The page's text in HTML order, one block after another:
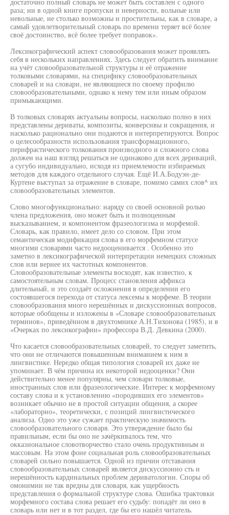
раза; ни в одной книге пропуски и неверности, вольные или
невольные, не столько возможны и простительны, как в словаре, а
самый удовлетворительный словарь по времени теряет всё более
своё достоинство, всё более требует поправок».
Лексикографический аспект словообразования может проявлять
себя в нескольких направлениях. Здесь следует обратить внимание
на учёт словообразовательной структуры и её отражение
толковыми словарями, на специфику словообразовательных
словарей и на словари, не являющиеся по своему профилю
словообразовательными, однако к нему тем или иным образом
примыкающими.
В толковых словарях актуальны вопросы, насколько полно в них
представлены дериваты, композиты, конверсивы и сокращения, и
насколько рационально они подаются и интерпретируются. Вопрос
о целесообразности использования трансформационного,
перифрастического толкования производного и сложного слова
должен на наш взгляд решаться не одинаково для всех дериваций,
а сугубо индивидуально, исходя из приемлемости избираемых
методов для каждого отдельного случая. Ещё И.А.Бодуэн-де-
Куртене выступал за отражение в словаре, помимо самих слов^ их
словообразовательных элементов.
Слово многофункционально: наряду со своей основной ролью
члена предложения, оно может быть и полноценным
высказыванием, и компонентом фразеологизма и морфемой.
Словарь, как правило, имеет дело со словом. При этом
семантическая модификация слова в его морфемном статусе
многими словарями часто недооценивается . Особенно это
заметно в лексикографической интерпретации немецких сложных
слов или вернее их частотных компонентов.
Словообразовательные элементы восходят, как известно, к
самостоятельным словам. Процесс становления аффикса
длительный, и это создаёт осложнения в определении его
состоявшегося перехода от статуса лексемы к морфеме. В теории
словообразования много нерешённых и дискуссионных вопросов,
которые обобщены и изложены в «Словаре словообразовательных
терминов», приведённом в двухтомнике А.Н.Тихонова (1985), и в
«Очерках по лексикографии» профессора В.Д. Девкина (2000).
Что касается словообразовательных словарей, то следует заметить,
что они не отличаются повышенным вниманием к ним в
лингвистике. Нередко общая типология словарей их даже не
упоминает. В чём причина их некоторой недооценки? Они
действительно менее популярны, чем словари толковые,
иностранных слов или фразеологические. Интерес к морфемному
составу слова и к установлению «породивших его элементов»
возникает обычно не в простой ситуации общения, а скорее
«лабораторно», теоретически, с позиций лингвистического
анализа. Одно это уже сужает практическую значимость
словообразовательного словаря. Это утверждение было бы
правильным, если бы оно не зачёркивалось тем, что
окказиональное словотворчество стало очень продуктивным и
массовым. На этом фоне социальная роль словообразовательных
словарей сильно повышается. Одной из причин отставания
словообразовательных словарей является дискуссионно сть и
нерешённость кардинальных проблем дериватологии. Споры об
омонимии не так вредны для словаря, как ущербность
представления о формальной структуре слова. Ошибка трактовки
морфемного состава слова решает его судьбу: попадёт ли оно в
словарь или нет и в тот раздел, где бы его нашёл читатель.